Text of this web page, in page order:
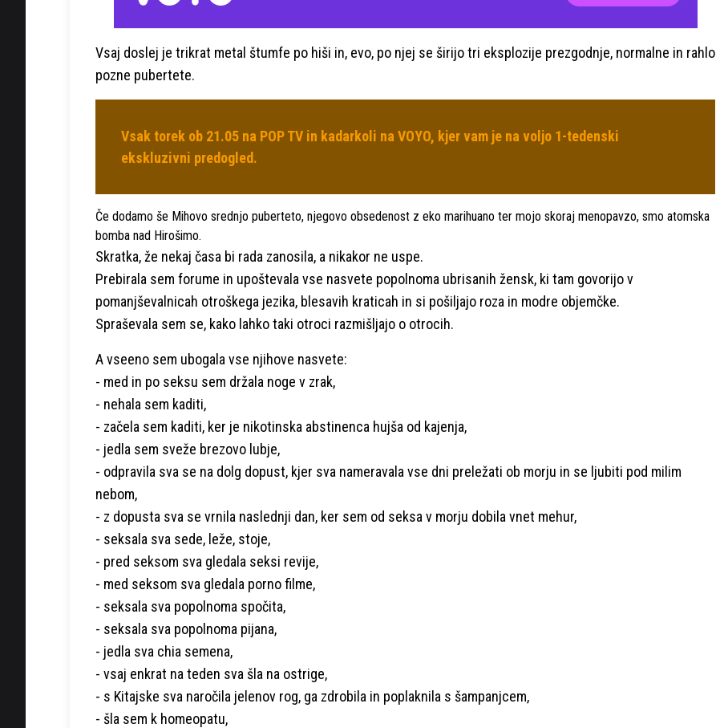
Vsaj doslej je trikrat metal štumfe po hiši in, evo, po njej se širijo tri eksplozije prezgodnje, normalne in rahlo
pozne pubertete.
Vsak torek ob 21.05 na POP TV in kadarkoli na VOYO, kjer vam je na voljo 1-tedenski
ekskluzivni predogled.
Če dodamo še Mihovo srednjo puberteto, njegovo obsedenost z eko marihuano ter mojo skoraj menopavzo, smo atomska
bomba nad Hirošimo.
Skratka, že nekaj časa bi rada zanosila, a nikakor ne uspe.
Prebirala sem forume in upoštevala vse nasvete popolnoma ubrisanih žensk, ki tam govorijo v
pomanjševalnicah otroškega jezika, blesavih kraticah in si pošiljajo roza in modre objemčke.
Spraševala sem se, kako lahko taki otroci razmišljajo o otrocih.
A vseeno sem ubogala vse njihove nasvete:
- med in po seksu sem držala noge v zrak,
- nehala sem kaditi,
- začela sem kaditi, ker je nikotinska abstinenca hujša od kajenja,
- jedla sem sveže brezovo lubje,
- odpravila sva se na dolg dopust, kjer sva nameravala vse dni preležati ob morju in se ljubiti pod milim
nebom,
- z dopusta sva se vrnila naslednji dan, ker sem od seksa v morju dobila vnet mehur,
- seksala sva sede, leže, stoje,
- pred seksom sva gledala seksi revije,
- med seksom sva gledala porno filme,
- seksala sva popolnoma spočita,
- seksala sva popolnoma pijana,
- jedla sva chia semena,
- vsaj enkrat na teden sva šla na ostrige,
- s Kitajske sva naročila jelenov rog, ga zdrobila in poplaknila s šampanjcem,
- šla sem k homeopatu,